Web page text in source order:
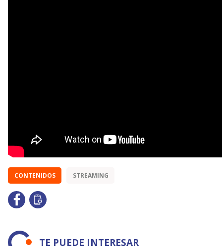
CONTENIDOS STREAMING
TE PUEDE INTERESAR